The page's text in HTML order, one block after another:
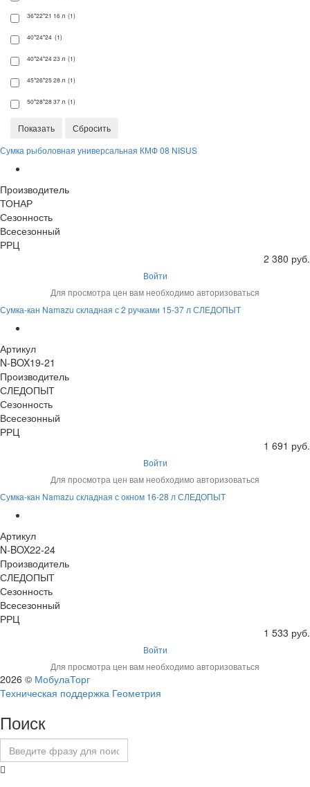
36*22*21 16 л (1)
40*24*24 (1)
40*24*24 23 л (1)
45*26*25 28 л (1)
50*28*28 37 л (1)
Сумка рыболовная универсальная КМФ 08 NISUS
Производитель
ТОНАР
Сезонность
Всесезонный
РРЦ
2 380 руб.
Войти
Для просмотра цен вам необходимо авторизоваться
Сумка-кан Namazu складная с 2 ручками 15-37 л СЛЕДОПЫТ
Артикул
N-BOX19-21
Производитель
СЛЕДОПЫТ
Сезонность
Всесезонный
РРЦ
1 691 руб.
Войти
Для просмотра цен вам необходимо авторизоваться
Сумка-кан Namazu складная с окном 16-28 л СЛЕДОПЫТ
Артикул
N-BOX22-24
Производитель
СЛЕДОПЫТ
Сезонность
Всесезонный
РРЦ
1 533 руб.
Войти
Для просмотра цен вам необходимо авторизоваться
2026 © МобулаТорг
Техническая поддержка Геометрия
Поиск